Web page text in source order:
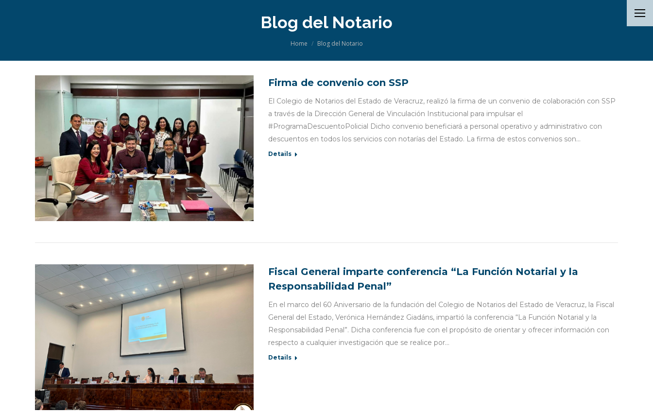
Blog del Notario
You are here:
Home Blog del Notario
Firma de convenio con SSP
El Colegio de Notarios del Estado de Veracruz, realizó la firma de un convenio de colaboración con SSP
a través de la Dirección General de Vinculación Institucional para impulsar el
#ProgramaDescuentoPolicial Dicho convenio beneficiará a personal operativo y administrativo con
descuentos en todos los servicios con notarías del Estado. La firma de estos convenios son…
Details
Fiscal General imparte conferencia “La Función Notarial y la
Responsabilidad Penal”
En el marco del 60 Aniversario de la fundación del Colegio de Notarios del Estado de Veracruz, la Fiscal
General del Estado, Verónica Hernández Giadáns, impartió la conferencia “La Función Notarial y la
Responsabilidad Penal”. Dicha conferencia fue con el propósito de orientar y ofrecer información con
respecto a cualquier investigación que se realice por…
Details